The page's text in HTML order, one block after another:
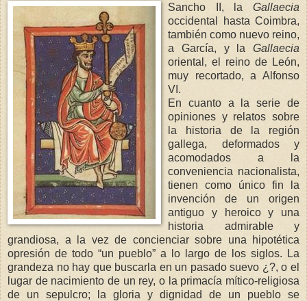
Sancho II,
laGallaecia
occidental hasta Coimbra,
también como nuevo reino,
a García, y
la Gallaecia
oriental, el reino de León,
muy recortado, a Alfonso
VI.
En cuanto a la serie de
opiniones y relatos sobre
la historia de la región
gallega, deformados y
acomodados a la
conveniencia nacionalista,
tienen como único fin la
invención de un origen
antiguo y heroico y una
historia admirable y
grandiosa, a la vez de concienciar sobre una hipotética
opresión de todo “un pueblo” a lo largo de los siglos. La
grandeza no hay que buscarla en un pasado suevo ¿?, o el
lugar de nacimiento de un rey, o la primacía mítico-religiosa
de un sepulcro; la gloria y dignidad de un pueblo se